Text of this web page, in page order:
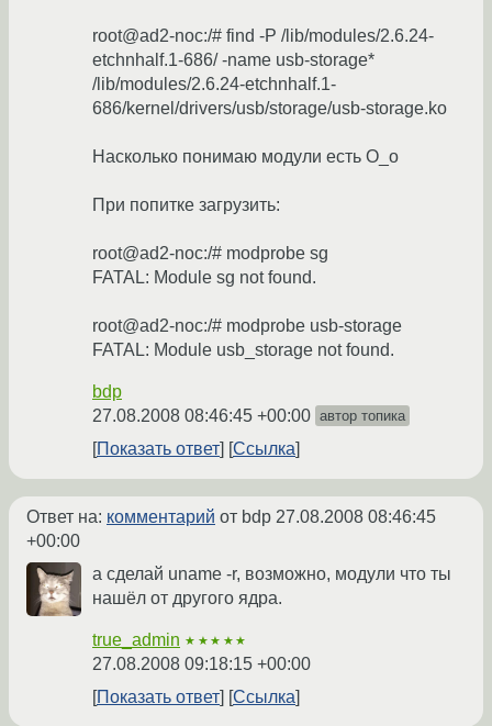
root@ad2-noc:/# find -P /lib/modules/2.6.24-
etchnhalf.1-686/ -name usb-storage*
/lib/modules/2.6.24-etchnhalf.1-
686/kernel/drivers/usb/storage/usb-storage.ko
Насколько понимаю модули есть О_о
При попитке загрузить:
root@ad2-noc:/# modprobe sg
FATAL: Module sg not found.
root@ad2-noc:/# modprobe usb-storage
FATAL: Module usb_storage not found.
bdp
27.08.2008 08:46:45 +00:00 автор топика
Показать ответ Ссылка
Ответ на: комментарий от bdp 27.08.2008 08:46:45
+00:00
а сделай uname -r, возможно, модули что ты
нашёл от другого ядра.
true_admin ★★★★★
27.08.2008 09:18:15 +00:00
Показать ответ
Ссылка